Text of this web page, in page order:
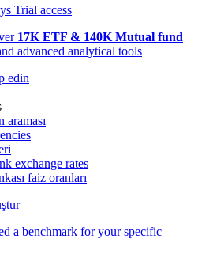
Trial access
17K ETF & 140K Mutual fund
advanced analytical tools
edin
araması
exchange rates
faiz oranları
a benchmark for your specific